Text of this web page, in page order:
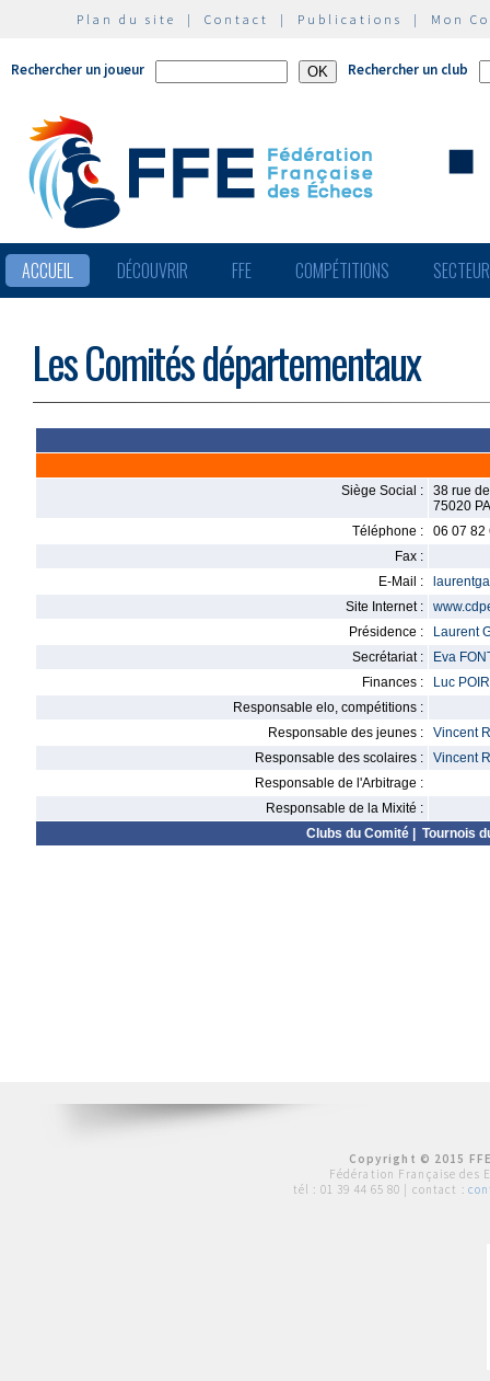
Plan du site | Contact | Publications | Mon
Rechercher un joueur Rechercher un club
ACCUEIL DÉCOUVRIR FFE COMPÉTITIONS
Les Comités départementaux
Siège Social :
38 rue
75020
Téléphone :
06 07 82
Fax :
E-Mail :
Site Internet :
Présidence :
Laurent
Secrétariat :
Eva
Finances :
Luc
Responsable elo, compétitions :
Responsable des jeunes :
Vincent
Responsable des scolaires :
Vincent
Responsable de l'Arbitrage :
Responsable de la Mixité :
Clubs du Comité| Tournois
Copyright © 2015
Fédération Française des
tél : 01 39 44 65 80 | contact :